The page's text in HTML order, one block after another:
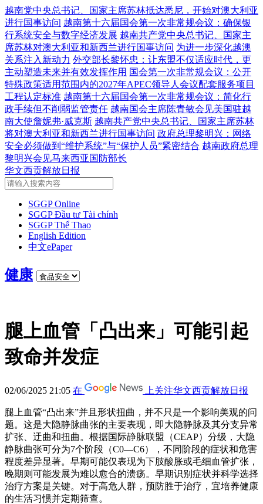
越南党中央总书记、国家主席苏林抵达悉尼，开始对澳大利亚
进行国事访问 越南第十六届国会第一次非常规会议：确保银
行系统安全与数字经济发展 越南共产党中央总书记、国家主
席苏林对澳大利亚和新西兰进行国事访问 为进一步深化越澳
关系注入新动力 外交部长黎怀忠：让东盟不仅适应时代，更
主动塑造未来并有效发挥作用 国会第一次非常规会议：公开
特殊政策适用范围内的2027年APEC领导人会议配套服务项目
工程认定标准 越南第十六届国会第一次非常规会议：简化行
政手续但不削弱监管责任 越南国会主席陈青敏会见美国驻越
南大使詹妮弗·威克斯 越南共产党中央总书记、国家主席苏林
将对澳大利亚和新西兰进行国事访问 政府总理黎明兴：网络
安全必须做到“维护系统”与“保护人员”紧密结合 越南政府总理
黎明兴会见马来西亚国防部长
华文西贡解放日报
SGGP Online
SGGP Đầu tư Tài chính
SGGP Thể Thao
English Edition
中文ePaper
健康
腿上血管「凸出来」可能引起
致命并发症
02/06/2025 21:05 在 上关注华文西贡解放日报
腿上血管“凸出来”并且形状扭曲，并不只是一个影响美观的问
题。这是大隐静脉曲张的主要表现，即大隐静脉及其分支异常
扩张、迂曲和扭曲。根据国际静脉联盟（CEAP）分级，大隐
静脉曲张可分为7个阶段（C0—C6），不同阶段的症状和危害
程度差异显著。早期可能仅表现为下肢酸胀或毛细血管扩张，
晚期则可能发展为难以愈合的溃疡。早期识别症状并科学选择
治疗方案是关键。对于高危人群，预防胜于治疗，宜培养健康
的生活习惯并定期筛查。